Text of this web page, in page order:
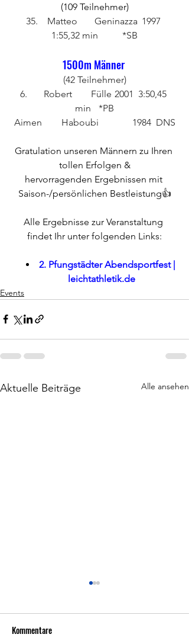
(109 Teilnehmer)
35.	Matteo	Geninazza	1997
1:55,32 min	*SB
1500m Männer
(42 Teilnehmer)
6.	Robert	Fülle	2001	3:50,45
min	*PB
Aimen	Haboubi		1984	DNS
Gratulation unseren Männern zu Ihren
tollen Erfolgen &
hervorragenden Ergebnissen mit
Saison-/persönlichen Bestleistung👍
Alle Ergebnisse zur Veranstaltung
findet Ihr unter folgenden Links:
2. Pfungstädter Abendsportfest |
leichtathletik.de
Events
Aktuelle Beiträge Alle ansehen
Kommentare